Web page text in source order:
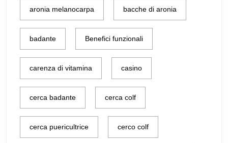
aronia melanocarpa bacche di aronia
badante Benefici funzionali
carenza di vitamina casino
cerca badante cerca colf
cerca puericultrice cerco colf